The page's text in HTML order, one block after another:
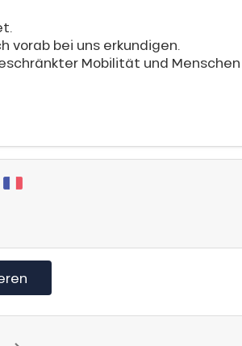
vorab bei uns erkundigen.
Mobilität und